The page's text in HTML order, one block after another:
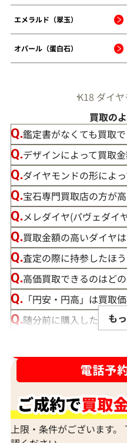
エメラルド（翠玉）
オパール（蛋白石）
K18 ダイ
買取の
鑑定書がなくても買取
デザインによって買取
ダイヤモンドの形によ
宝石専門買取店の方が
メレダイヤ(パヴェダイ
買取金額の高いダイヤ
査定の際に持参したほ
高価買取できるのはど
「円安・円高」は買取
随分前に購入したダイ
宝石の大きさは買取価
ダイヤモンドの買取価
すか？
身分証明書がなぜ必要？
も
上限・条件がございます